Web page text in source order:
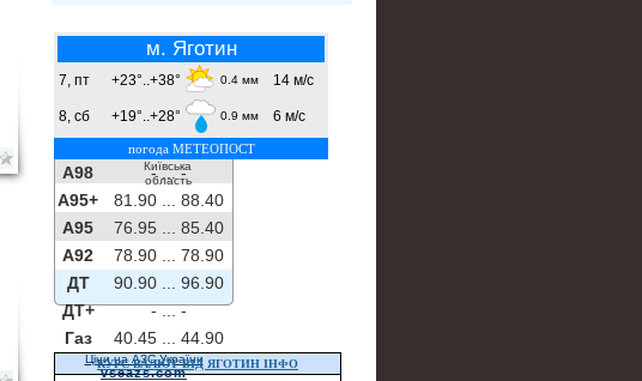
м. Яготин
7, пт +23°..+38° 0.4 мм 14 м/с
8, сб +19°..+28° 0.9 мм 6 м/с
погода МЕТЕОПОСТ
Київська
область
A98 - ...-
A95+
81.90 ...
88.40
A95
76.95 ...
85.40
A92
78.90 ...
78.90
ДТ
90.90 ...
96.90
ДТ+
- ...-
Газ
40.45 ... 44.90
Ціни на АЗС України
vseazs.com
КУРС ВАЛЮТ ВІД ЯГОТИН ІНФО